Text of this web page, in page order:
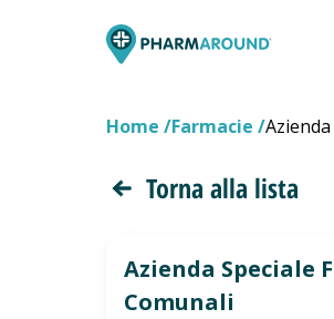
Home Farmacie
Torna alla lista
Azienda Speciale
Comunali